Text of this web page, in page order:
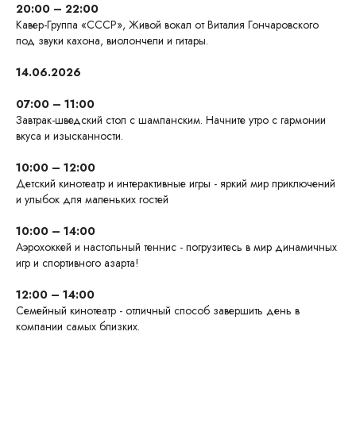
20:00 – 22:00
Кавер-Группа «СССР», Живой вокал от Виталия Гончаровского
под звуки кахона, виолончели и гитары.
14.06.2026
07:00 – 11:00
Завтрак-шведский стол с шампанским. Начните утро с гармонии
вкуса и изысканности.
10:00 – 12:00
Детский кинотеатр и интерактивные игры - яркий мир приключений
и улыбок для маленьких гостей
10:00 – 14:00
Аэрохоккей и настольный теннис - погрузитесь в мир динамичных
игр и спортивного азарта!
12:00 – 14:00
Семейный кинотеатр - отличный способ завершить день в
компании самых близких.